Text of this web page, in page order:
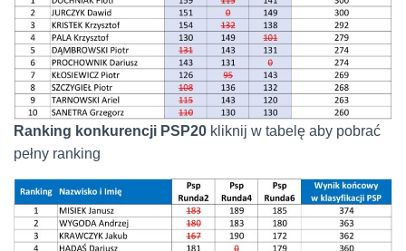
Ranking konkurencji PSP20 kliknij w tabelę aby pobrać
pełny ranking